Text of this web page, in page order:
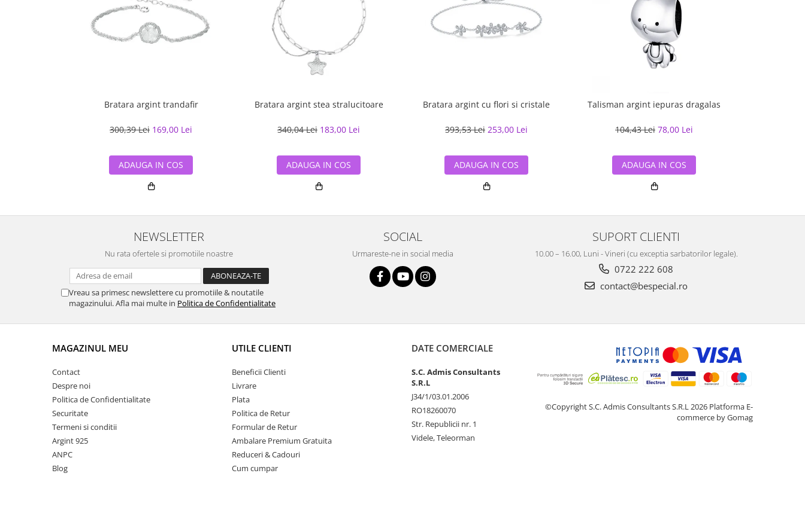
Bratara argint trandafir
300,39 Lei 169,00 Lei
ADAUGA IN COS
Bratara argint stea stralucitoare
340,04 Lei 183,00 Lei
ADAUGA IN COS
Bratara argint cu flori si cristale
393,53 Lei 253,00 Lei
ADAUGA IN COS
Talisman argint iepuras dragalas
104,43 Lei 78,00 Lei
ADAUGA IN COS
NEWSLETTER
Nu rata ofertele si promotiile noastre
Vreau sa primesc newslettere cu promotiile & noutatile
magazinului. Afla mai multe in Politica de Confidentialitate
SOCIAL
Urmareste-ne in social media
SUPORT CLIENTI
10.00 – 16.00, Luni - Vineri (cu exceptia sarbatorilor legale).
0722 222 608
contact@bespecial.ro
MAGAZINUL MEU
Contact
Despre noi
Politica de Confidentialitate
Securitate
Termeni si conditii
Argint 925
ANPC
Blog
UTILE CLIENTI
Beneficii Clienti
Livrare
Plata
Politica de Retur
Formular de Retur
Ambalare Premium Gratuita
Reduceri & Cadouri
Cum cumpar
DATE COMERCIALE
S.C. Admis Consultants
S.R.L
J34/1/03.01.2006
RO18260070
Str. Republicii nr. 1
Videle, Teleorman
©Copyright S.C. Admis Consultants S.R.L 2026 Platforma E-
commerce by Gomag